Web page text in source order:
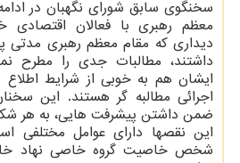
سخنگوی سابق شورای نگهبان در
معظم رهبری با فعالان
دیداری که مقام معظم رهبری مدتی
داشتند، مطالبات جدی را مطرح
ایشان هم به خوبی از شرایط اطلاع
اجرائی مطالبه گر هستند. این
ضمن داشتن پیشرفت هایی، به هر
این نقصها دارای عوامل مختلفی
شخص خاصیت گروه خاصی نهاد